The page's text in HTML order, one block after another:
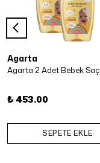
Agarta
₺ 453.00
SEPETE EKLE